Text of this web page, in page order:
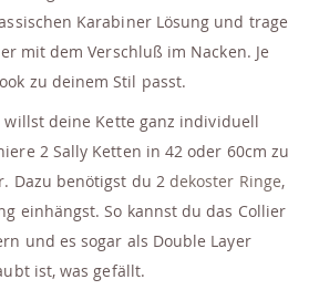
Karabiner Lösung und trage
mit dem Verschluß im Nacken. Je
zu deinem Stil passt.
willst deine Kette ganz individuell
2 Sally Ketten in 42 oder 60cm zu
Dazu benötigst du 2 dekoster Ringe,
einhängst. So kannst du das Collier
und es sogar als Double Layer
ist, was gefällt.